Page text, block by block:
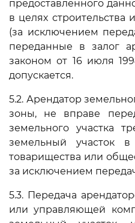
предоставленного
в целях строительства
(за исключением
переданные в залог
законом от 16 июля
допускается.
5.2. Арендатор
зоны, не вправе
земельного участка
земельный участок в
товарищества или
за исключением
5.3. Передача
или управляющей